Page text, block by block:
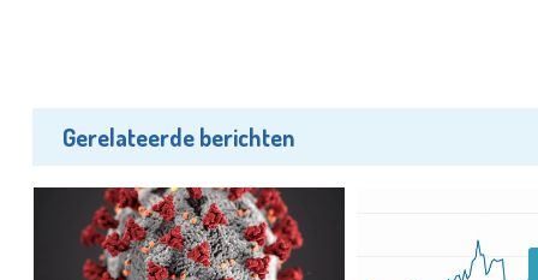
Gerelateerde berichten